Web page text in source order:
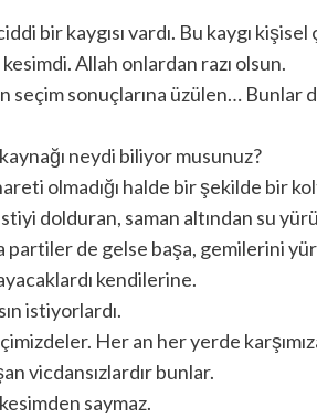
bir kaygısı vardı. Bu kaygı
Allah onlardan razı olsun.
seçim sonuçlarına üzülen…
neydi biliyor musunuz?
olmadığı halde bir şekilde bir
dolduran, saman altından su
partiler de gelse başa, gemilerini
kendilerine.
istiyorlardı.
Her an her yerde
vicdansızlardır bunlar.
saymaz.